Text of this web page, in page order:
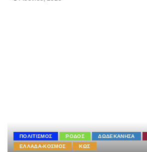
ΠΟΛΙΤΙΣΜΟΣ ΡΟΔΟΣ ΔΩΔΕΚΑΝΗΣΑ
ΕΛΛΑΔΑ-ΚΟΣΜΟΣ
ΚΩΣ